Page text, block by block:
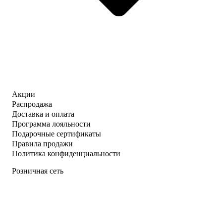
Акции
Распродажа
Доставка и оплата
Программа лояльности
Подарочные сертификаты
Правила продажи
Политика конфиденциальности
Розничная сеть